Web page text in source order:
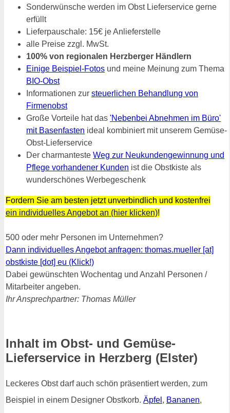
Sonderwünsche werden im Obst Lieferservice gerne
erfüllt
Lieferpauschale: 15€ je Anlieferstelle
alle Preise zzgl. MwSt.
100% von regionalen Herzberger Händlern
Einige Beispiel-Fotos und meine Meinung zum Thema
BIO-Obst
Informationen zur steuerlichen Behandlung von
Firmenobst
Große Vorteile hat das 'Nebenbei Abnehmen im Büro'
mit Basenfasten ideal kombiniert mit unserem Gemüse-
Obst-Lieferservice
Der charmanteste Weg zur Neukundengewinnung und
Pflege vorhandener Kunden ist die Obstkiste als
wunderschönes Werbegeschenk
Fordern Sie am besten jetzt unverbindlich und kostenfrei
ein individuelles Angebot an (hier klicken)!
500 oder mehr Personen im Unternehmen?
Dann individuelles Angebot anfragen: thomas.mueller [at]
obstkiste [dot] eu (Klick!)
Dabei gewünschten Wochentag und Anzahl Personen /
Mitarbeiter angeben.
Ihr Ansprechpartner: Thomas Müller
Inhalt im Obst- und Gemüse-
Lieferservice in Herzberg (Elster)
Leckeres Obst darf auch schön präsentiert werden, zum
Beispiel in einem Designer Obstkorb. Äpfel , Bananen,